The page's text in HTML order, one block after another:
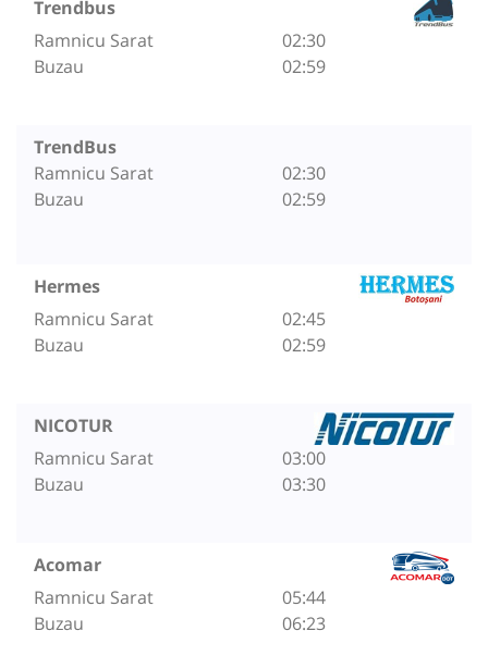
Trendbus
Ramnicu Sarat
Buzau
02:30
02:59
TrendBus
Ramnicu Sarat
Buzau
02:30
02:59
Hermes
Ramnicu Sarat
Buzau
02:45
02:59
NICOTUR
Ramnicu Sarat
Buzau
03:00
03:30
Acomar
Ramnicu Sarat
Buzau
05:44
06:23